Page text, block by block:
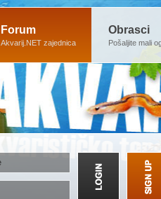
Forum
Akvarij.NET zajednica
Obrasci
Pošaljite mali